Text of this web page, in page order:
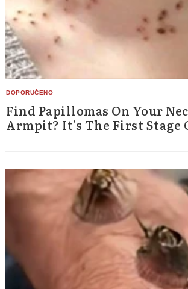
Find Papillomas On Your
Armpit? It's The First Stage